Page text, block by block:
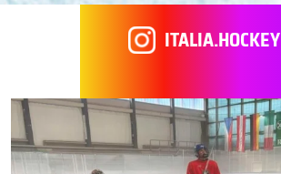
ITALIA.HOCKEY